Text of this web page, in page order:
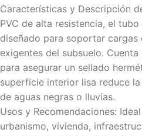
Características y Descripción
PVC de alta resistencia, el
diseñado para soportar
exigentes del subsuelo.
para asegurar un sellado
superficie interior lisa reduce
de aguas negras o lluvias.
Usos y Recomendaciones:
urbanismo, vivienda,